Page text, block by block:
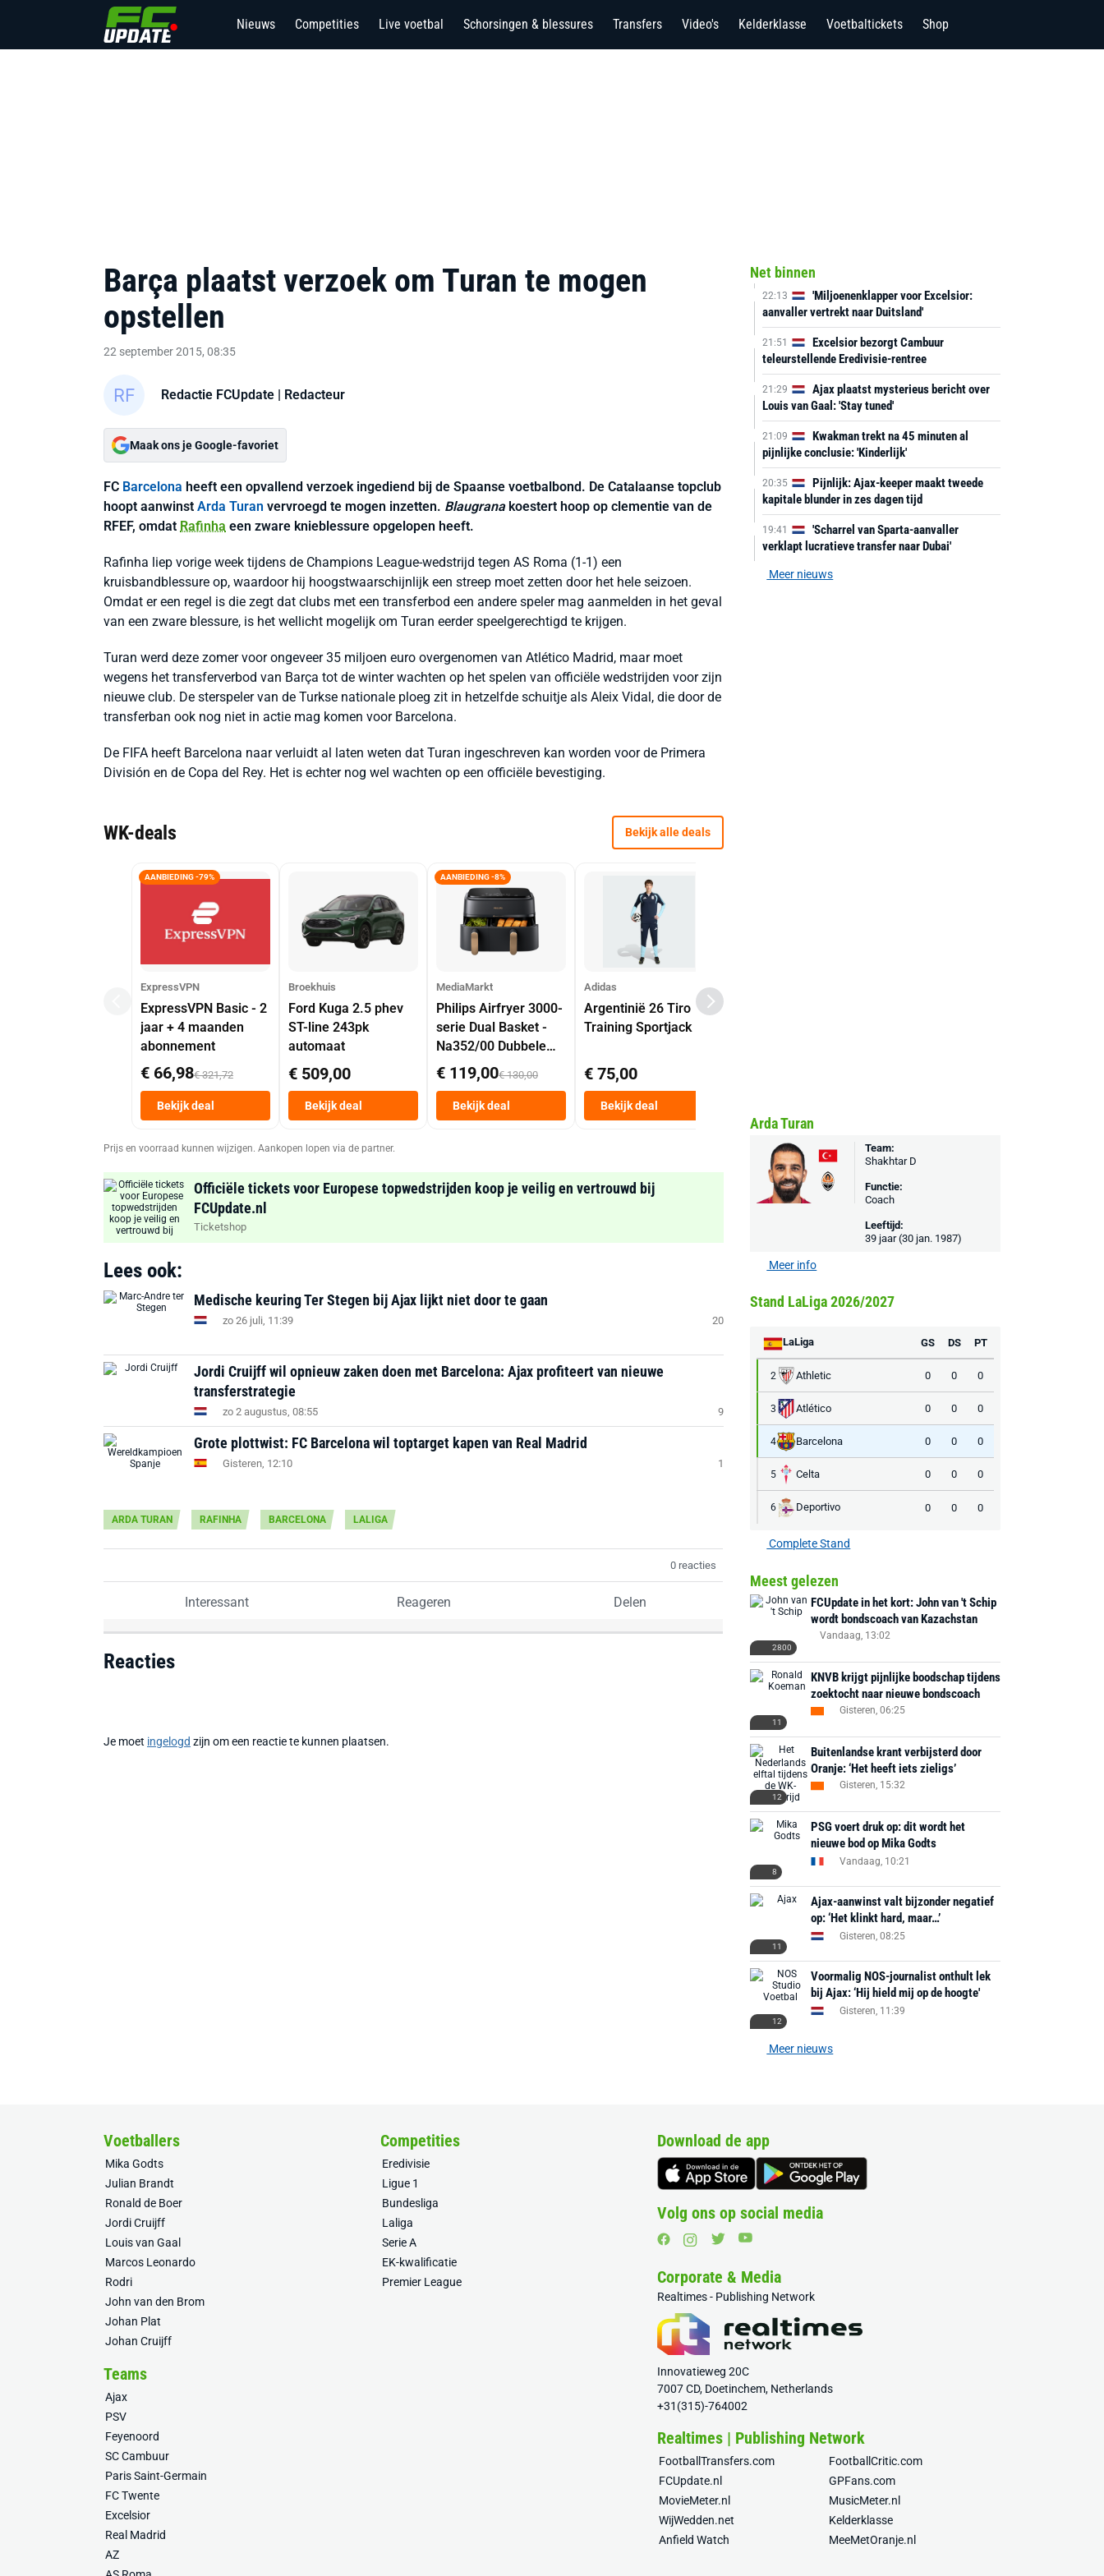
Nieuws Competities Live voetbal Schorsingen & blessures Transfers Video's Kelderklasse Voetbaltickets Shop
Barça plaatst verzoek om Turan te mogen
opstellen
22 september 2015, 08:35
Redactie FCUpdate | Redacteur
Maak ons je Google-favoriet
FC Barcelona heeft een opvallend verzoek ingediend bij de Spaanse voetbalbond. De Catalaanse topclub
hoopt aanwinst Arda Turan vervroegd te mogen inzetten. Blaugrana koestert hoop op clementie van de
RFEF, omdat Rafinha een zware knieblessure opgelopen heeft.
Rafinha liep vorige week tijdens de Champions League-wedstrijd tegen AS Roma (1-1) een
kruisbandblessure op, waardoor hij hoogstwaarschijnlijk een streep moet zetten door het hele seizoen.
Omdat er een regel is die zegt dat clubs met een transferbod een andere speler mag aanmelden in het geval
van een zware blessure, is het wellicht mogelijk om Turan eerder speelgerechtigd te krijgen.
Turan werd deze zomer voor ongeveer 35 miljoen euro overgenomen van Atlético Madrid, maar moet
wegens het transferverbod van Barça tot de winter wachten op het spelen van officiële wedstrijden voor zijn
nieuwe club. De sterspeler van de Turkse nationale ploeg zit in hetzelfde schuitje als Aleix Vidal, die door de
transferban ook nog niet in actie mag komen voor Barcelona.
De FIFA heeft Barcelona naar verluidt al laten weten dat Turan ingeschreven kan worden voor de Primera
División en de Copa del Rey. Het is echter nog wel wachten op een officiële bevestiging.
WK-deals Bekijk alle deals
AANBIEDING -79%
ExpressVPN
ExpressVPN Basic - 2
jaar + 4 maanden
abonnement
€ 66,98€ 321,72
Bekijk deal
Broekhuis
Ford Kuga 2.5 phev
ST-line 243pk
automaat
€ 509,00
Bekijk deal
AANBIEDING -8%
MediaMarkt
Philips Airfryer 3000-
serie Dual Basket -
Na352/00 Dubbele
Mand 9 L Tot 6
Personen
Heteluchtfriteuse
Zwart
€ 119,00€ 130,00
Bekijk deal
Adidas
Argentinië 26 Tiro
Training Sportjack
€ 75,00
Bekijk deal
Prijs en voorraad kunnen wijzigen. Aankopen lopen via de partner.
Officiële tickets voor Europese topwedstrijden koop je veilig en vertrouwd bij
FCUpdate.nl
Ticketshop
Lees ook:
Medische keuring Ter Stegen bij Ajax lijkt niet door te gaan
zo 26 juli, 11:39 20
Jordi Cruijff wil opnieuw zaken doen met Barcelona: Ajax profiteert van nieuwe
transferstrategie
zo 2 augustus, 08:55 9
Grote plottwist: FC Barcelona wil toptarget kapen van Real Madrid
Gisteren, 12:10 1
ARDA TURAN RAFINHA BARCELONA LALIGA
0 reacties
Interessant Reageren Delen
Reacties
Je moet ingelogd zijn om een reactie te kunnen plaatsen.
Net binnen
22:13
'Miljoenenklapper voor Excelsior:
aanvaller vertrekt naar Duitsland'
21:51
Excelsior bezorgt Cambuur
teleurstellende Eredivisie-rentree
21:29
Ajax plaatst mysterieus bericht over
Louis van Gaal: 'Stay tuned'
21:09
Kwakman trekt na 45 minuten al
pijnlijke conclusie: 'Kinderlijk'
20:35
Pijnlijk: Ajax-keeper maakt tweede
kapitale blunder in zes dagen tijd
19:41
'Scharrel van Sparta-aanvaller
verklapt lucratieve transfer naar Dubai'
Meer nieuws
Arda Turan
Team:
Shakhtar D
Functie:
Coach
Leeftijd:
39 jaar (30 jan. 1987)
Meer info
Stand LaLiga 2026/2027
LaLiga GS DS PT
2 Athletic 0 0 0
3 Atlético 0 0 0
4 Barcelona 0 0 0
5 Celta 0 0 0
6 Deportivo 0 0 0
Complete Stand
Meest gelezen
2800
FCUpdate in het kort: John van 't Schip
wordt bondscoach van Kazachstan
Vandaag, 13:02
11
KNVB krijgt pijnlijke boodschap tijdens
zoektocht naar nieuwe bondscoach
Gisteren, 06:25
12
Buitenlandse krant verbijsterd door
Oranje: ‘Het heeft iets zieligs’
Gisteren, 15:32
8
PSG voert druk op: dit wordt het
nieuwe bod op Mika Godts
Vandaag, 10:21
11
Ajax-aanwinst valt bijzonder negatief
op: ‘Het klinkt hard, maar…’
Gisteren, 08:25
12
Voormalig NOS-journalist onthult lek
bij Ajax: ‘Hij hield mij op de hoogte'
Gisteren, 11:39
Meer nieuws
Voetballers
Mika Godts
Julian Brandt
Ronald de Boer
Jordi Cruijff
Louis van Gaal
Marcos Leonardo
Rodri
John van den Brom
Johan Plat
Johan Cruijff
Competities
Eredivisie
Ligue 1
Bundesliga
Laliga
Serie A
EK-kwalificatie
Premier League
Teams
Ajax
PSV
Feyenoord
SC Cambuur
Paris Saint-Germain
FC Twente
Excelsior
Real Madrid
AZ
Download de app
Volg ons op social media
Corporate & Media
Realtimes - Publishing Network
Innovatieweg 20C
7007 CD, Doetinchem, Netherlands
+31(315)-764002
Realtimes | Publishing Network
FootballTransfers.com
FootballCritic.com
FCUpdate.nl
GPFans.com
MovieMeter.nl
MusicMeter.nl
WijWedden.net
Kelderklasse
Anfield Watch
MeeMetOranje.nl